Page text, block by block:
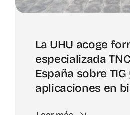
La UHU acoge
especializada
España sobre TIG
aplicaciones en